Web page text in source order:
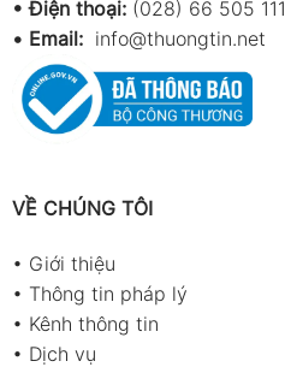
• Điện thoại: (028) 66 505 111
• Email: info@thuongtin.net
VỀ CHÚNG TÔI
• Giới thiệu
• Thông tin pháp lý
• Kênh thông tin
• Dịch vụ